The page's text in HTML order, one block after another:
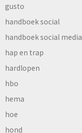
gusto
handboek social
handboek social media
hap en trap
hardlopen
hbo
hema
hoe
hond